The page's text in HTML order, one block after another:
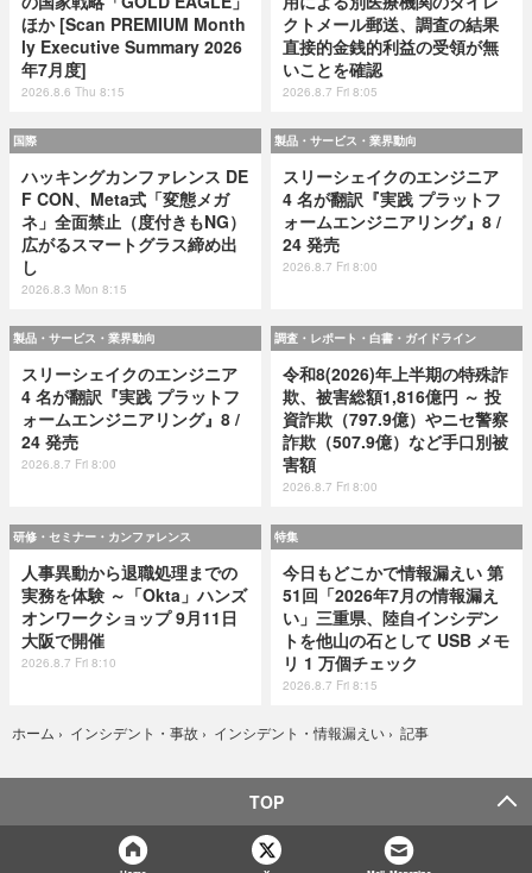
ほか [Scan PREMIUM Month
ly Executive Summary 2026
年7月度]
2026.8.6 Thu 8:15
クトメール郵送、調査の結果
直接的金銭的利益の受領が無
いことを確認
2026.8.7 Fri 8:05
国際
ハッキングカンファレンス DE
F CON、Meta式「変態メガ
ネ」全面禁止（度付きもNG）
広がるスマートグラス締め出
し
2026.8.3 Mon 8:15
製品・サービス・業界動向
スリーシェイクのエンジニア
4 名が翻訳『実践 プラットフ
ォームエンジニアリング』8 /
24 発売
2026.8.7 Fri 8:00
製品・サービス・業界動向
スリーシェイクのエンジニア
4 名が翻訳『実践 プラットフ
ォームエンジニアリング』8 /
24 発売
2026.8.7 Fri 8:00
調査・レポート・白書・ガイドライン
令和8(2026)年上半期の特殊詐
欺、被害総額1,816億円 ～ 投
資詐欺（797.9億）やニセ警察
詐欺（507.9億）など手口別被
害額
2026.8.7 Fri 8:00
研修・セミナー・カンファレンス
人事異動から退職処理までの
実務を体験 ～「Okta」ハンズ
オンワークショップ 9月11日
大阪で開催
2026.8.7 Fri 8:10
特集
今日もどこかで情報漏えい 第
51回「2026年7月の情報漏え
い」三重県、陸自インシデン
トを他山の石として USB メモ
リ 1 万個チェック
2026.8.7 Fri 8:15
ホーム › インシデント・事故 › インシデント・情報漏えい › 記事
TOP